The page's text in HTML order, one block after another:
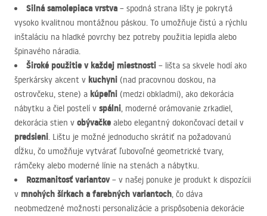
Silná samolepiaca vrstva – spodná strana lišty je pokrytá
vysoko kvalitnou montážnou páskou. To umožňuje čistú a rýchlu
inštaláciu na hladké povrchy bez potreby použitia lepidla alebo
špinavého náradia.
Široké použitie v každej miestnosti – lišta sa skvele hodí ako
šperkársky akcent v kuchyni (nad pracovnou doskou, na
ostrovčeku, stene) a kúpeľni (medzi obkladmi), ako dekorácia
nábytku a čiel postelí v spálni, moderné orámovanie zrkadiel,
dekorácia stien v obývačke alebo elegantný dokončovací detail v
predsieni. Lištu je možné jednoducho skrátiť na požadovanú
dĺžku, čo umožňuje vytvárať ľubovoľné geometrické tvary,
rámčeky alebo moderné línie na stenách a nábytku.
Rozmanitosť variantov– v našej ponuke je produkt k dispozícii
v mnohých šírkach a farebných variantoch, čo dáva
neobmedzené možnosti personalizácie a prispôsobenia dekorácie